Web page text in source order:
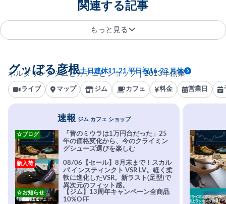
関連する記事
もっと見る
ボルダリングジムとカフェとショップ｜2013年創業
グッぼる彦根土日連休11-21 平日祝16-23 月休
ライブ マップ ジム カフェ 料金 営業日
速報 ジム カフェ ショップ
「昔のミウラは1万円台だった」25
年の価格変化から、今のクライミン
グシューズ選びを楽しむ
☆ブログ
08/06【セール】8月末まで！スカル
パ インスティンクト VSR LV。軽く柔
軟に進化したVSR。新ラスト(足型)で
異次元のフィット感。
新入荷
【ジム】13周年キャンペーン全商品
10%OFF
☆お知らせ